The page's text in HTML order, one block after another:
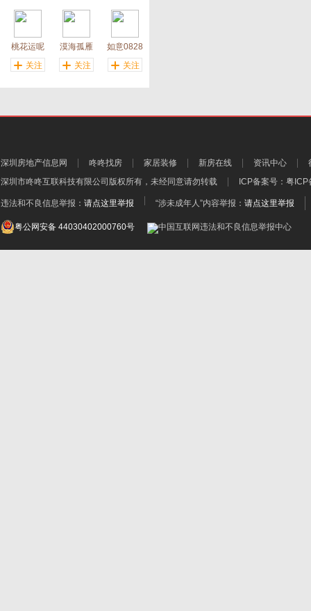
桃花运呢
关注
漠海孤雁
关注
如意0828
关注
深圳房地产信息网 咚咚找房 家居装修 新房在线 资讯中心
深圳市咚咚互联科技有限公司 版权所有，未经同意请勿转载 ICP备案号： 粤ICP
违法和不良信息举报： 请点这里举报 “涉未成年人”内容举报： 请点这里举报
粤公网安备 44030402000760号